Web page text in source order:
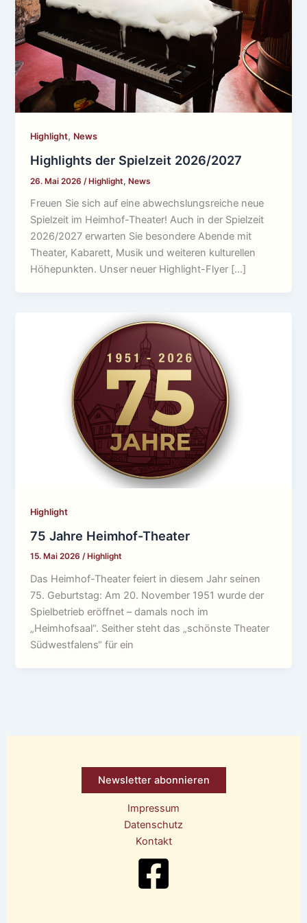
Highlight, News
Highlights der Spielzeit 2026/2027
26. Mai 2026 /Highlight,News
Freuen Sie sich auf eine abwechslungsreiche neue
Spielzeit im Heimhof-Theater! Auch in der Spielzeit
2026/2027 erwarten Sie besondere Abende mit
Theater, Kabarett, Musik und weiteren kulturellen
Höhepunkten. Unser neuer Highlight-Flyer […]
Highlight
75 Jahre Heimhof-Theater
15. Mai 2026/ Highlight
Das Heimhof-Theater feiert in diesem Jahr seinen
75. Geburtstag: Am 20. November 1951 wurde der
Spielbetrieb eröffnet – damals noch im
„Heimhofsaal“. Seither steht das „schönste Theater
Südwestfalens“ für ein
Newsletter abonnieren
Impressum
Datenschutz
Kontakt